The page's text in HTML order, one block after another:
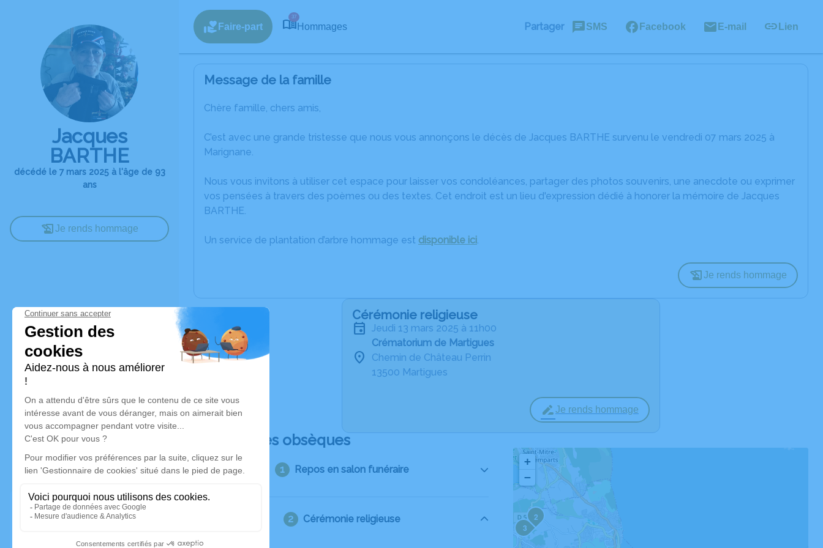
Jacques
BARTHE
décédé le 7 mars 2025 à l'âge de 93
ans
Je rends hommage
Faire-part
37
Hommages Partager SMS Facebook E-mail Lien
Message de la famille
Chère famille, chers amis,
C’est avec une grande tristesse que nous vous annonçons le décès de Jacques BARTHE survenu le vendredi 07 mars 2025 à
Marignane.
Nous vous invitons à utiliser cet espace pour laisser vos condoléances, partager des photos souvenirs, une anecdote ou exprimer
vos pensées à travers des poèmes ou des textes. Cet endroit est un lieu d'expression dédié à honorer la mémoire de Jacques
BARTHE.
Un service de plantation d’arbre hommage est disponible ici.
Je rends hommage
Cérémonie religieuse
jeudi 13 mars 2025 à 11h00
Crématorium de Martigues
Chemin de Château Perrin
13500 Martigues
Je rends hommage
Déroulé des obsèques
Repos en salon funéraire
Cérémonie religieuse
2
3
+
−